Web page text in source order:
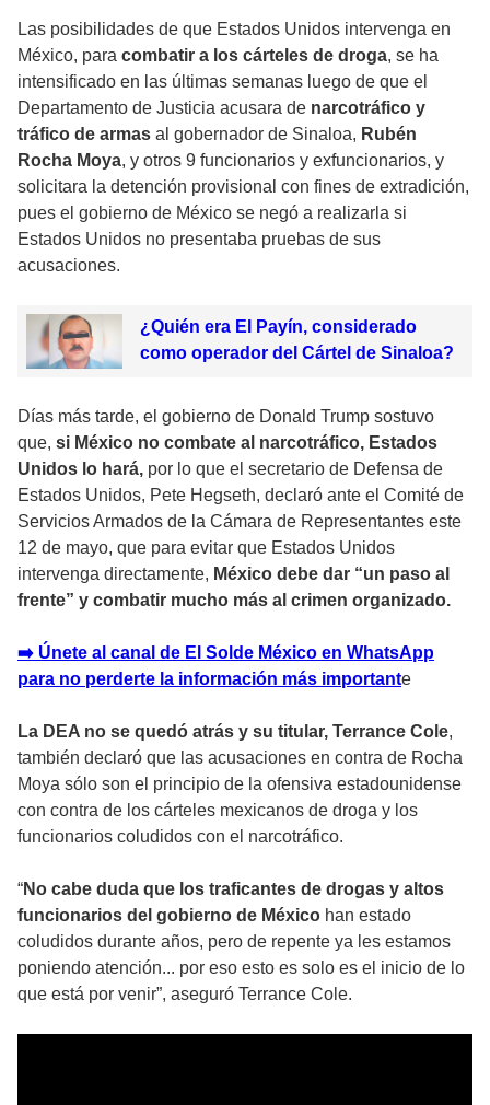
Las posibilidades de que Estados Unidos intervenga en
México, para combatir a los cárteles de droga, se ha
intensificado en las últimas semanas luego de que el
Departamento de Justicia acusara de narcotráfico y
tráfico de armas al gobernador de Sinaloa, Rubén
Rocha Moya, y otros 9 funcionarios y exfuncionarios, y
solicitara la detención provisional con fines de extradición,
pues el gobierno de México se negó a realizarla si
Estados Unidos no presentaba pruebas de sus
acusaciones.
¿Quién era El Payín, considerado
como operador del Cártel de Sinaloa?
Días más tarde, el gobierno de Donald Trump sostuvo
que, si México no combate al narcotráfico, Estados
Unidos lo hará, por lo que el secretario de Defensa de
Estados Unidos, Pete Hegseth, declaró ante el Comité de
Servicios Armados de la Cámara de Representantes este
12 de mayo, que para evitar que Estados Unidos
intervenga directamente, México debe dar “un paso al
frente” y combatir mucho más al crimen organizado.
➡️ Únete al canal de El Solde México en WhatsApp
para no perderte la información más importante
La DEA no se quedó atrás y su titular, Terrance Cole,
también declaró que las acusaciones en contra de Rocha
Moya sólo son el principio de la ofensiva estadounidense
con contra de los cárteles mexicanos de droga y los
funcionarios coludidos con el narcotráfico.
“No cabe duda que los traficantes de drogas y altos
funcionarios del gobierno de México han estado
coludidos durante años, pero de repente ya les estamos
poniendo atención... por eso esto es solo es el inicio de lo
que está por venir”, aseguró Terrance Cole.